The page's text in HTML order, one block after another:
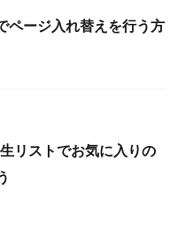
ページ入れ替えを行う方
リストでお気に入りの